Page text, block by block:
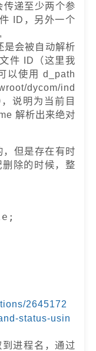
递至少两个参
ID，另外一个
是会被自动解析
件 ID（这里我
以使用 d_path
dycom/ind
说明为当前目
解析出来绝对
但是存在有时
除的时候，整
2645172
status-usin
进程名，通过